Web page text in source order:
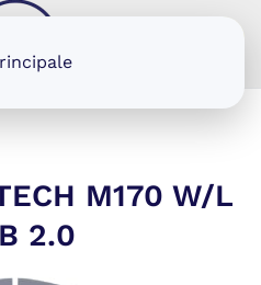
M170 W/L
2.0